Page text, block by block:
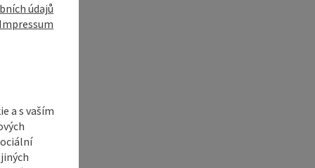
údajů
Impressum
a s vaším